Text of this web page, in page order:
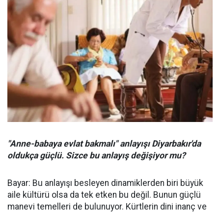
"Anne-babaya evlat bakmalı" anlayışı Diyarbakır'da
oldukça güçlü. Sizce bu anlayış değişiyor mu?
Bayar: Bu anlayışı besleyen dinamiklerden biri büyük
aile kültürü olsa da tek etken bu değil. Bunun güçlü
manevi temelleri de bulunuyor. Kürtlerin dini inanç ve